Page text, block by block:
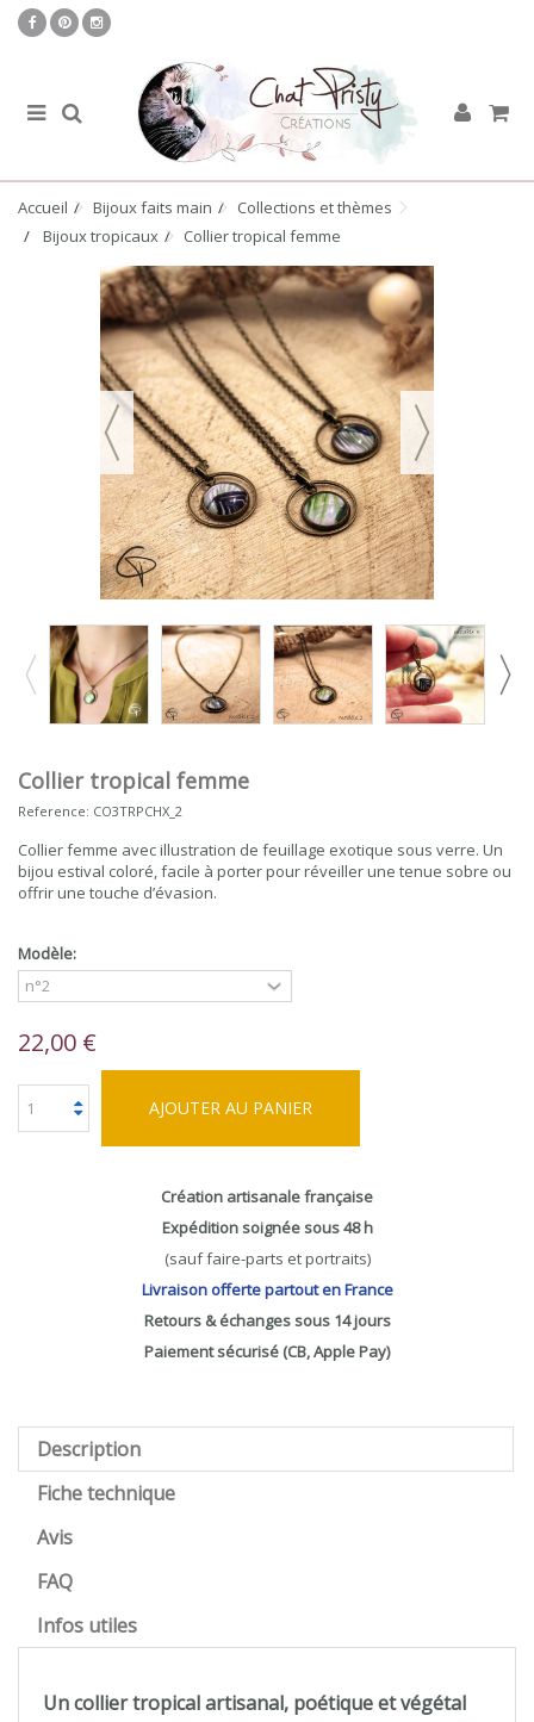
Accueil Bijoux faits main
Collections et thèmes
Bijoux tropicaux
Collier tropical femme
Collier tropical femme
Reference: CO3TRPCHX_2
Collier femme avec illustration de feuillage exotique sous verre. Un
bijou estival coloré, facile à porter pour réveiller une tenue sobre ou
offrir une touche d’évasion.
Modèle:
22,00 €
AJOUTER AU PANIER
Création artisanale française
Expédition soignée sous 48 h
(sauf faire-parts et portraits)
Livraison offerte partout en France
Retours & échanges sous 14 jours
Paiement sécurisé (CB, Apple Pay)
Description
Fiche technique
Avis
FAQ
Infos utiles
Un collier tropical artisanal, poétique et végétal